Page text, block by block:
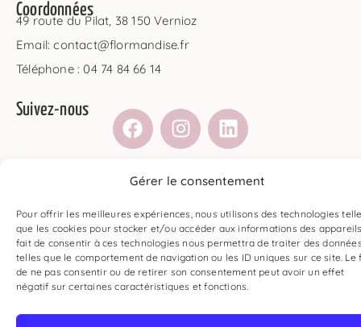
Gérer le consentement
Pour offrir les meilleures expériences, nous utilisons des technologies
que les cookies pour stocker et/ou accéder aux informations des
fait de consentir à ces technologies nous permettra de traiter des
telles que le comportement de navigation ou les ID uniques sur ce site. Le
de ne pas consentir ou de retirer son consentement peut avoir un effet
négatif sur certaines caractéristiques et fonctions.
Coordonnées
49 route du Pilat, 38 150 Vernioz
Email: contact@flormandise.fr
Téléphone : 04 74 84 66 14
Suivez-nous
Politique de confidentialité
© 2026 Tous droits réservés – Site réalisé parStudio ZF.